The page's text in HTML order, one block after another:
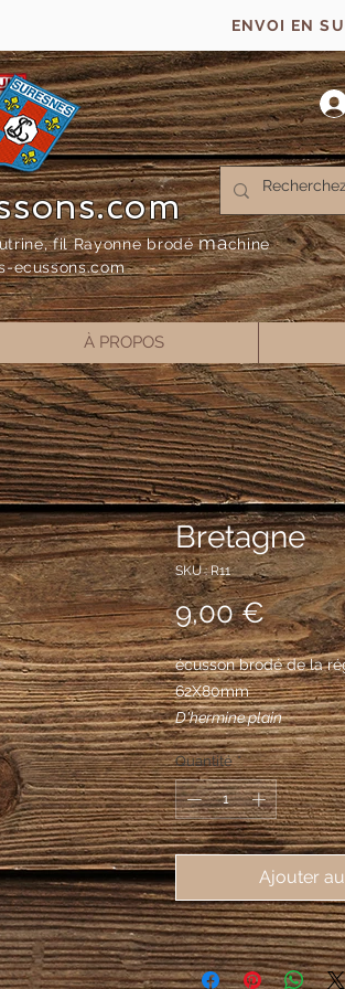
ENVOI EN
fil Rayonne brodémachine
ecussons.com
À PROPOS
Bretagne
SKU : R11
9,00 €Prix
écusson brodé de la
62X80mm
D'hermine plain
Quantité *
Ajouter